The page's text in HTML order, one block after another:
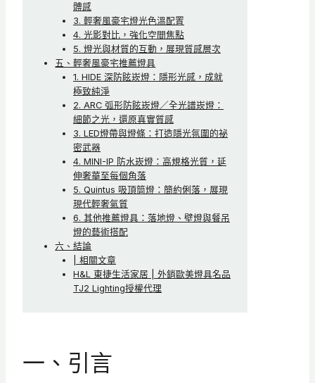
體感
3. 輕奢風豪宅燈光色溫配置
4. 光影對比，強化空間焦點
5. 燈光與材質的互動，展現質感層次
五、輕奢風豪宅推薦燈具
1. HIDE 深防眩崁燈：隱形光感，成就
極致純淨
2. ARC 弧形防眩崁燈／全光譜崁燈：
細節之光，還原真實質感
3. LED燈帶與燈條：打造隱光氛圍的祕
密武器
4. MINI-IP 防水崁燈：高規格光質，延
伸奢華至每個角落
5. Quintus 吸頂筒燈：簡約俐落，展現
現代輕奢氣質
6. 其他推薦燈具：落地燈、壁燈與餐吊
燈的藝術搭配
六、結論
| 相關文章
H&L 東捷生活家居 | 外銷歐美燈具名品
TJ2 Lighting授權代理
一、引言